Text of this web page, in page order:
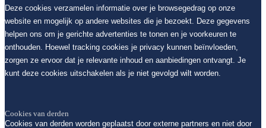
Deze cookies verzamelen informatie over je browsegedrag op onze
website en mogelijk op andere websites die je bezoekt. Deze gegevens
helpen ons om je gerichte advertenties te tonen en je voorkeuren te
onthouden. Hoewel tracking cookies je privacy kunnen beïnvloeden,
zorgen ze ervoor dat je relevante inhoud en aanbiedingen ontvangt. Je
kunt deze cookies uitschakelen als je niet gevolgd wilt worden.
Cookies van derden
Cookies van derden worden geplaatst door externe partners en niet door